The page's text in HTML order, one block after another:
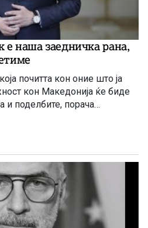
наша заедничка рана,
почитта кон оние што ја
кон Македонија ќе биде
и поделбите, порача